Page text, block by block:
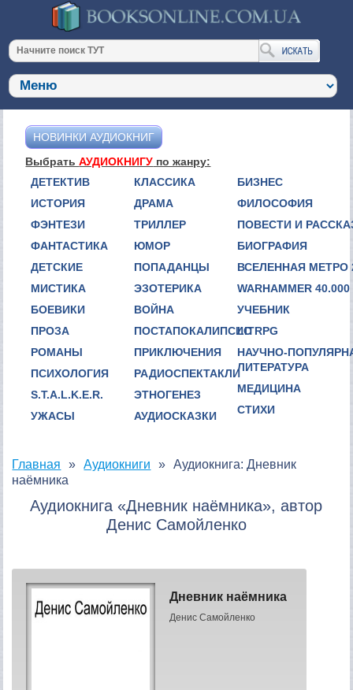
НОВИНКИ АУДИОКНИГ
ВыбратьАУДИОКНИГУ по жанру:
ДЕТЕКТИВ
ИСТОРИЯ
ФЭНТЕЗИ
ФАНТАСТИКА
ДЕТСКИЕ
МИСТИКА
БОЕВИКИ
ПРОЗА
РОМАНЫ
ПСИХОЛОГИЯ
S.T.A.L.K.E.R.
УЖАСЫ
КЛАССИКА
ДРАМА
ТРИЛЛЕР
ЮМОР
ПОПАДАНЦЫ
ЭЗОТЕРИКА
ВОЙНА
ПОСТАПОКАЛИПСИС
ПРИКЛЮЧЕНИЯ
РАДИОСПЕКТАКЛИ
ЭТНОГЕНЕЗ
АУДИОСКАЗКИ
БИЗНЕС
ФИЛОСОФИЯ
ПОВЕСТИ И
БИОГРАФИЯ
ВСЕЛЕННАЯ МЕТРО
WARHAMMER 40.000
УЧЕБНИК
LITRPG
НАУЧНО-
ЛИТЕРАТУРА
МЕДИЦИНА
СТИХИ
Главная Аудиокниги
Аудиокнига: Дневник
наёмника
Аудиокнига «Дневник наёмника», автор
Денис Самойленко
Дневник наёмника
Денис Самойленко